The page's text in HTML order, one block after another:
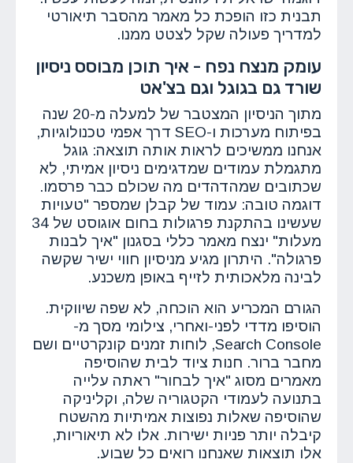
תבנית כזו הופכת כל מאמר מהסבר תיאורטי
למדריך פעולה שקל לצטט ממנו.
עומק מנצח נפח - איך תוכן מבוסס ניסיון
שורד גם בגוגל וגם בצ'אט
מתוך הניסיון המצטבר של למעלה מ-20 שנה
בפיתוח מערכות ו-SEO דרך אפמי טכנולוגיות,
אנחנו ממשיכים לראות אותה תוצאה: גוגל
מתגמלת עמודים שמדגימים ניסיון אמיתי, לא
שכתובים שמהדהדים מה שכולם כבר פרסמו.
דוגמה טובה: עמוד של קבלן שמספר "טעויות
שעשינו בהתקנת פרגולות בחום אוגוסט של 34
מעלות" ינצח מאמר כללי בסגנון "איך לבנות
פרגולה". היתרון מגיע מניסיון חווי ישיר שקשה
לבינה מלאכותית לזייף באופן משכנע.
הגורם המכריע הוא הוכחה, לא שפה שיווקית.
הוסיפו מדדי לפני-ואחרי, צילומי מסך מ-
Search Console, לוחות זמנים קונקרטיים ושם
מחבר ברור. חנות ציוד לבית שהוסיפה
מאמרים מסוג "איך לבחור" ראתה עלייה
בתנועה לעמודי הקטגוריה שלה, וקליניקה
שהוסיפה שאלות נפוצות אמיתיות מהשטח
קיבלה יותר פניות ישירות. אלו לא תיאוריות,
אלו תוצאות שאנחנו רואים כל שבוע.